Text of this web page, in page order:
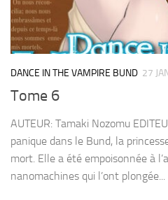
DANCE IN THE VAMPIRE BUND 27
Tome 6
AUTEUR: Tamaki Nozomu
panique dans le Bund, la
mort. Elle a été empoisonnée à
nanomachines qui l’ont plongée...